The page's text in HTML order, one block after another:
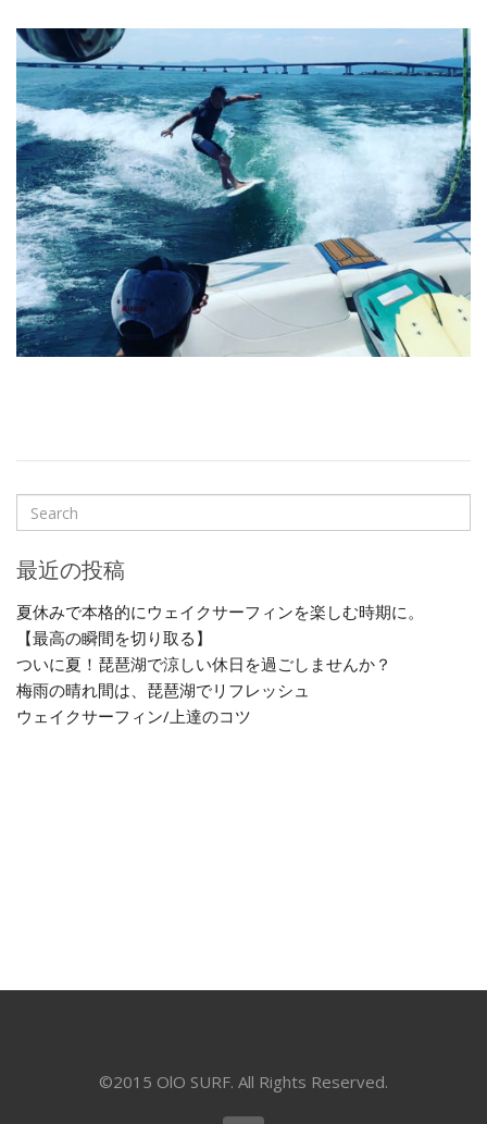
最近の投稿
夏休みで本格的にウェイクサーフィンを楽しむ時期に。
【最高の瞬間を切り取る】
ついに夏！琵琶湖で涼しい休日を過ごしませんか？
梅雨の晴れ間は、琵琶湖でリフレッシュ
ウェイクサーフィン/上達のコツ
©2015 OlO SURF. All Rights Reserved.